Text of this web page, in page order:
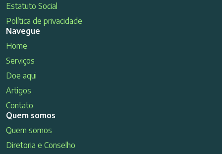
Estatuto Social
Política de privacidade
Navegue
Home
Serviços
Doe aqui
Artigos
Contato
Quem somos
Quem somos
Diretoria e Conselho